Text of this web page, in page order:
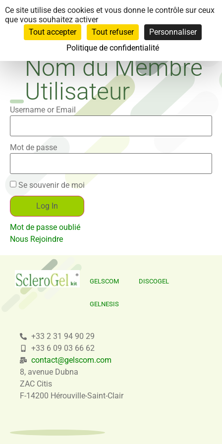
Nom du Membre
Utilisateur
Username or Email
Mot de passe
Se souvenir de moi
Mot de passe oublié
Nous Rejoindre
GELSCOM DISCOGEL
GELNESIS
+33 2 31 94 90 29
+33 6 09 03 66 62
contact@gelscom.com
8, avenue Dubna
ZAC Citis
F-14200 Hérouville-Saint-Clair
Panneau de gestion des cookies
Ce site utilise des cookies et vous donne le contrôle sur ceux
que vous souhaitez activer
Tout accepter
Tout refuser
Personnaliser
Politique de confidentialité